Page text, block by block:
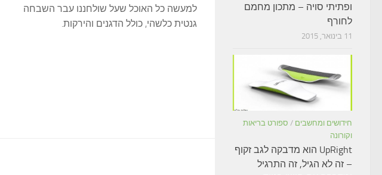
למעשה כל האוכל שעל שולחננו עבר השבחה
גנטית כלשהי, כולל הדגנים והירקות.
ופתיתי סויה – מתכון מחמם
לחורף
11 בינואר, 2015
חידושים ומחשבים / ספורט בריאות
וקורונה
UpRight הוא מדבקה לגב זקוף
– זה לא הגיל, זה התרגיל